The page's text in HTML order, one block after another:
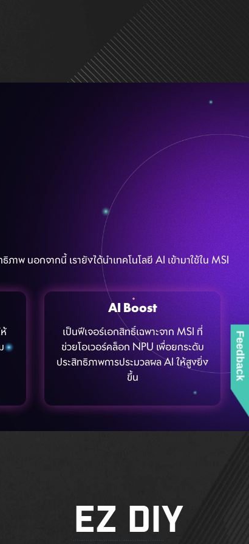
พ นอกจากนี้ เรายังได้นำเทคโนโลยี AI เข้ามาใช้ใน MSI
AI Boost
เป็นฟีเจอร์เอกสิทธิ์เฉพาะจาก MSI ที่
ช่วยโอเวอร์คล็อก NPU เพื่อยกระดับ
ประสิทธิภาพการประมวลผล AI ให้สูงยิ่ง
ขึ้น
EZ DIY
Feedback